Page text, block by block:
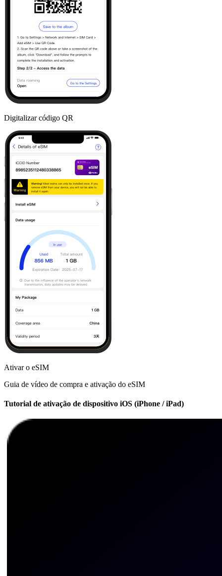
Digitalizar código QR
Ativar o eSIM
Guia de vídeo de compra e ativação do eSIM
Tutorial de ativação de dispositivo iOS (iPhone / iPad)